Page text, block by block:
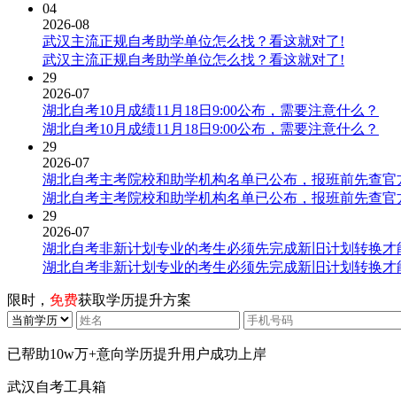
04
2026-08
武汉主流正规自考助学单位怎么找？看这就对了!
武汉主流正规自考助学单位怎么找？看这就对了!
29
2026-07
湖北自考10月成绩11月18日9:00公布，需要注意什么？
湖北自考10月成绩11月18日9:00公布，需要注意什么？
29
2026-07
湖北自考主考院校和助学机构名单已公布，报班前先查官
湖北自考主考院校和助学机构名单已公布，报班前先查官
29
2026-07
湖北自考非新计划专业的考生必须先完成新旧计划转换才
湖北自考非新计划专业的考生必须先完成新旧计划转换才
限时， 免费获取学历提升方案
已帮助10w万+意向学历提升用户成功上岸
武汉自考工具箱